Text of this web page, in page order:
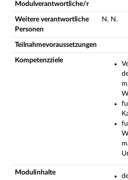
Modulverantwortliche/r
Weitere verantwortliche
Personen
N. N.
Teilnahmevoraussetzungen
Kompetenzziele
Modulinhalte